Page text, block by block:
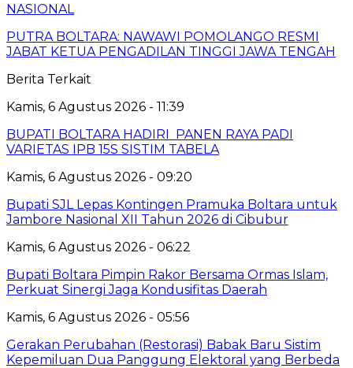
NASIONAL
PUTRA BOLTARA: NAWAWI POMOLANGO RESMI
JABAT KETUA PENGADILAN TINGGI JAWA TENGAH
Berita Terkait
Kamis, 6 Agustus 2026 - 11:39
BUPATI BOLTARA HADIRI PANEN RAYA PADI
VARIETAS IPB 15S SISTIM TABELA
Kamis, 6 Agustus 2026 - 09:20
Bupati SJL Lepas Kontingen Pramuka Boltara untuk
Jambore Nasional XII Tahun 2026 di Cibubur
Kamis, 6 Agustus 2026 - 06:22
Bupati Boltara Pimpin Rakor Bersama Ormas Islam,
Perkuat Sinergi Jaga Kondusifitas Daerah
Kamis, 6 Agustus 2026 - 05:56
Gerakan Perubahan (Restorasi) Babak Baru Sistim
Kepemiluan Dua Panggung Elektoral yang Berbeda